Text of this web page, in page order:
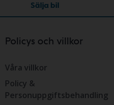
Sälja bil
Policys och villkor
Våra villkor
Policy &
Personuppgiftsbehandling